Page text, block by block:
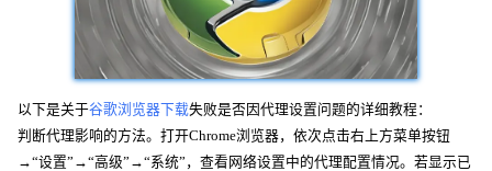
以下是关于谷歌浏览器下载失败是否因代理设置问题的详细教程：
判断代理影响的方法。打开Chrome浏览器，依次点击右上方菜单按钮
→“设置”→“高级”→“系统”，查看网络设置中的代理配置情况。若显示已